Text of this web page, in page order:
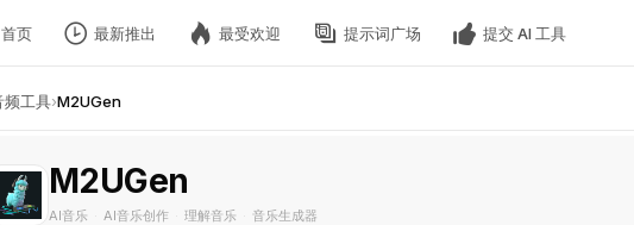
首页 最新推出 最受欢迎 提示词广场 提交 AI 工具
频工具›M2UGen
M2UGen
AI音乐 AI音乐创作 理解音乐 音乐生成器